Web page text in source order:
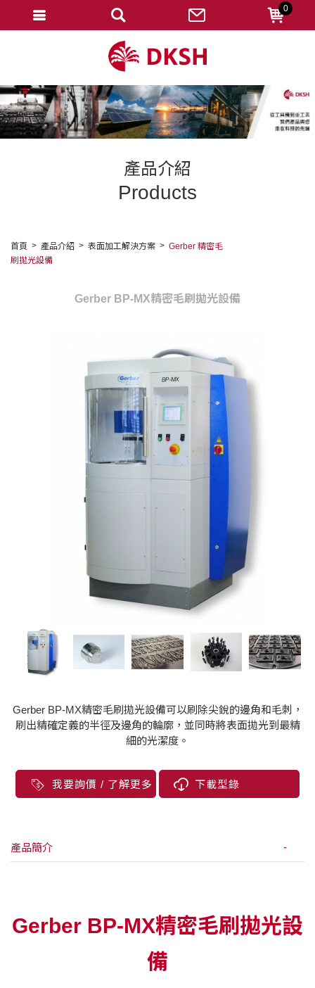
產品介紹
Products
首頁 產品介紹 表面加工解決方案
Gerber 精密毛
刷拋光設備
Gerber BP-MX精密毛刷拋光設備
Gerber BP-MX精密毛刷拋光設備可以刷除尖銳的邊角和毛刺，
刷出精確定義的半徑及邊角的輪廓，並同時將表面拋光到最精
細的光潔度。
我要詢價 / 了解更多 下載型錄
產品簡介
Gerber BP-MX精密毛刷拋光設
備
0
忘記密碼
變更密碼
修改個人資料